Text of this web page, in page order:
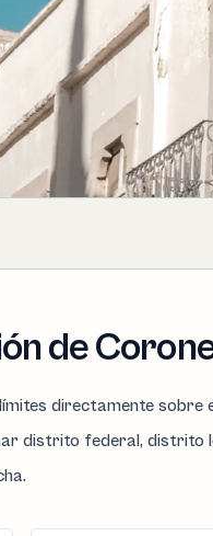
de
directamente sobre
distrito federal, distrito